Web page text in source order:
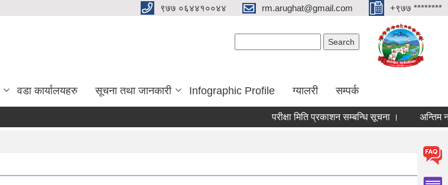
९७७ ०६४४१००४४ rm.arughat@gmail.com +९७७ ********
वडा कार्यालयहरु सूचना तथा जानकारी Infographic Profile ग्यालरी सम्पर्क
परीक्षा मिति प्रकाशन सम्बन्धि सूचना । अन्तिम